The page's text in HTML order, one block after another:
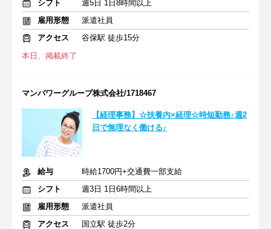
シフト
週5日 1日8時間以上
雇用形態
派遣社員
アクセス
谷保駅 徒歩15分
本日、掲載終了
マンパワーグループ株式会社/1718467
【経理事務】☆扶養内×経理☆時短勤務♪週2
日で無理なく働ける♪
給与
時給1700円+交通費一部支給
シフト
週3日 1日6時間以上
雇用形態
派遣社員
アクセス
国立駅 徒歩2分